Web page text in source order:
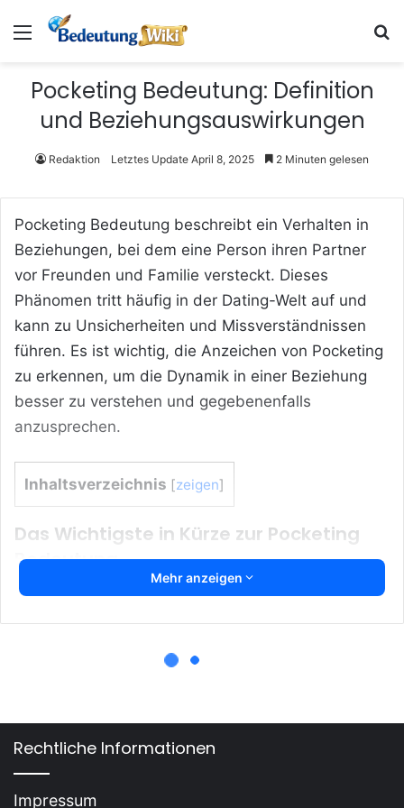
Menü
Pocketing Bedeutung: Definition
und Beziehungsauswirkungen
Redaktion Letztes Update April 8, 2025 2 Minuten gelesen
Pocketing Bedeutung beschreibt ein Verhalten in
Beziehungen, bei dem eine Person ihren Partner
vor Freunden und Familie versteckt. Dieses
Phänomen tritt häufig in der Dating-Welt auf und
kann zu Unsicherheiten und Missverständnissen
führen. Es ist wichtig, die Anzeichen von Pocketing
zu erkennen, um die Dynamik in einer Beziehung
besser zu verstehen und gegebenenfalls
anzusprechen.
Inhaltsverzeichnis [zeigen]
Das Wichtigste in Kürze zur Pocketing
Bedeutung
Pocketing bedeutet, den Partner vor dem
sozialen Umfeld zu verbergen.
Es kann auf Unsicherheiten oder mangelndes
zu überwinden.
Das Verhalten kann zu Spannungen und
Mehr anzeigen
Rechtliche Informationen
Impressum